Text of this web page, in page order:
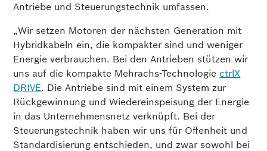
Antriebe und Steuerungstechnik umfassen.
„Wir setzen Motoren der nächsten Generation mit
Hybridkabeln ein, die kompakter sind und weniger
Energie verbrauchen. Bei den Antrieben stützen wir
uns auf die kompakte Mehrachs-Technologie ctrlX
DRIVE. Die Antriebe sind mit einem System zur
Rückgewinnung und Wiedereinspeisung der Energie
in das Unternehmensnetz verknüpft. Bei der
Steuerungstechnik haben wir uns für Offenheit und
Standardisierung entschieden, und zwar sowohl bei